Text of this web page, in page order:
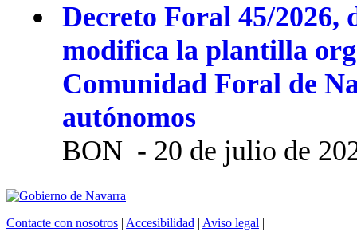
Decreto Foral 45/2026,
modifica la plantilla
Comunidad Foral de
autónomos
BON - 20 de julio de
Contacte con nosotros | Accesibilidad | Aviso legal |